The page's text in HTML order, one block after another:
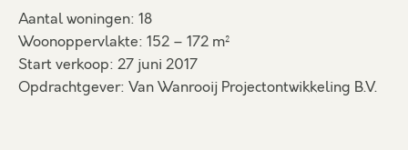
Aantal woningen: 18
Woonoppervlakte: 152 – 172 m²
Start verkoop: 27 juni 2017
Opdrachtgever: Van Wanrooij Projectontwikkeling B.V.